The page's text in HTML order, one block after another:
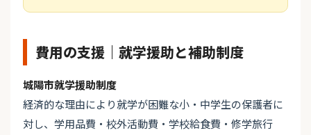
費用の支援｜就学援助と補助制度
城陽市就学援助制度
経済的な理由により就学が困難な小・中学生の保護者に
対し、学用品費・校外活動費・学校給食費・修学旅行